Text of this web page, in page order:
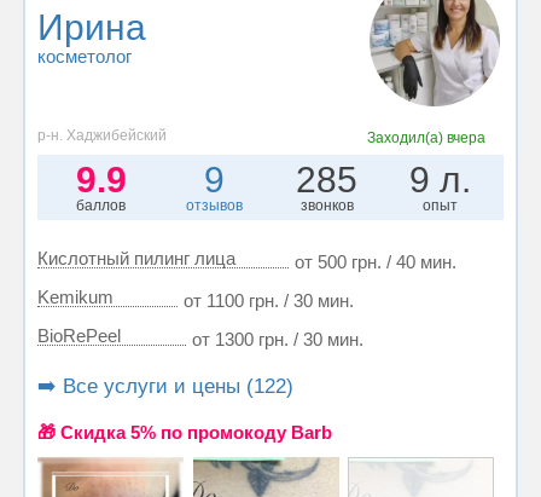
Ирина
косметолог
р-н. Хаджибейский Заходил(а) вчера
9.9
баллов
9
отзывов
285
звонков
9 л.
опыт
Кислотный пилинг лица
от 500 грн. / 40 мин.
Kemikum
от 1100 грн. / 30 мин.
BioRePeel
от 1300 грн. / 30 мин.
➡️ Все услуги и цены (122)
🎁 Cкидка 5% по промокоду Barb